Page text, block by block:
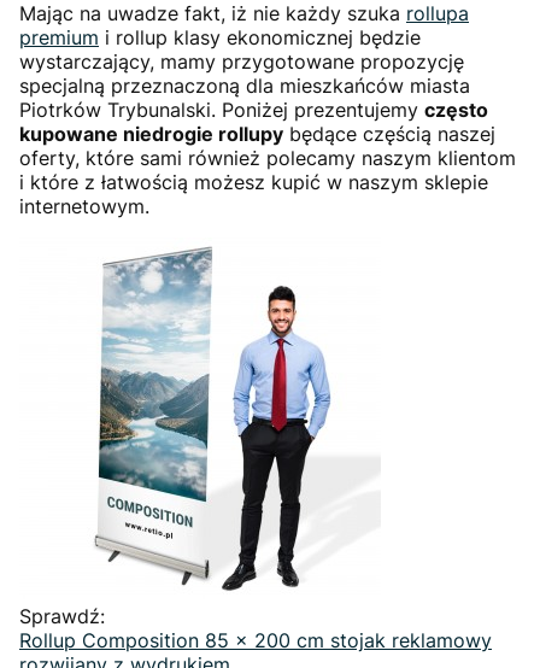
Mając na uwadze fakt, iż nie każdy szuka rollupa
premium i rollup klasy ekonomicznej będzie
wystarczający, mamy przygotowane propozycję
specjalną przeznaczoną dla mieszkańców miasta
Piotrków Trybunalski. Poniżej prezentujemy często
kupowane niedrogie rollupy będące częścią naszej
oferty, które sami również polecamy naszym klientom
i które z łatwością możesz kupić w naszym sklepie
internetowym.
Sprawdź:
Rollup Composition 85 x 200 cm stojak reklamowy